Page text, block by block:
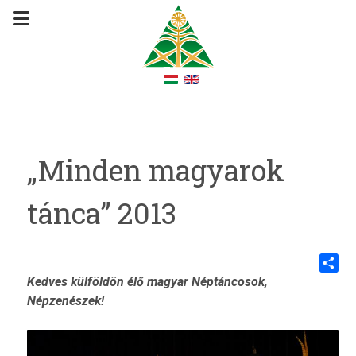
„Minden magyarok
tánca” 2013
Kedves külföldön élő magyar Néptáncosok,
Népzenészek!